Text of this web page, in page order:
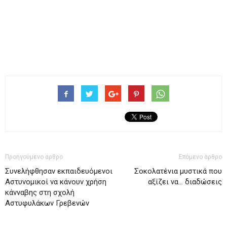
Προηγούμενο άρθρο
Συνελήφθησαν εκπαιδευόμενοι
Αστυνομικοί να κάνουν χρήση
κάνναβης στη σχολή
Αστυφυλάκων Γρεβενών
Επόμενο άρθρο
Σοκολατένια μυστικά που
αξίζει να… διαδώσεις